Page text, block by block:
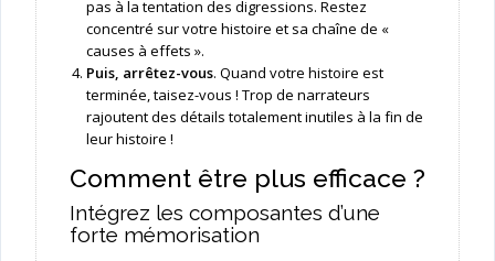
pas à la tentation des digressions. Restez
concentré sur votre histoire et sa chaîne de «
causes à effets ».
Puis, arrêtez-vous. Quand votre histoire est
terminée, taisez-vous ! Trop de narrateurs
rajoutent des détails totalement inutiles à la fin de
leur histoire !
Comment être plus efficace ?
Intégrez les composantes d’une
forte mémorisation